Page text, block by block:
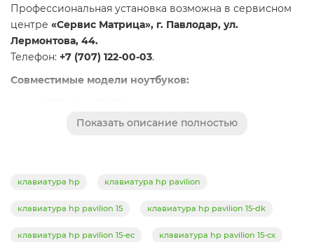
Профессиональная установка возможна в сервисном
центре «Сервис Матрица», г. Павлодар, ул.
Лермонтова, 44.
Телефон: +7 (707) 122-00-03.
Совместимые модели ноутбуков:
HP Pavilion 15CX
Показать описание полностью
клавиатура hp клавиатура hp pavilion
клавиатура hp pavilion 15 клавиатура hp pavilion 15-dk
клавиатура hp pavilion 15-ec клавиатура hp pavilion 15-cx